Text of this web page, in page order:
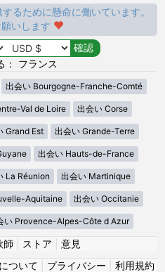
るために懸命に働いています。
いします
： フランス
出会い Bourgogne-Franche-Comté
Val de Loire 出会い Corse
Grand Est 出会い Grande-Terre
出会い Hauts-de-France
La Réunion 出会い Martinique
Aquitaine 出会い Occitanie
い Provence-Alpes-Côte d Azur
師 ストア
意見
ついて プライバシー
利用規約